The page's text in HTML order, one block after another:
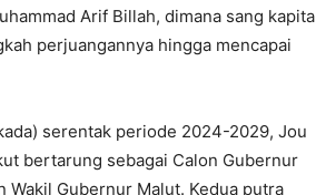
Arif Billah, dimana sang kapita
perjuangannya hingga mencapai
serentak periode 2024-2029, Jou
bertarung sebagai Calon Gubernur
Wakil Gubernur Malut. Kedua putra